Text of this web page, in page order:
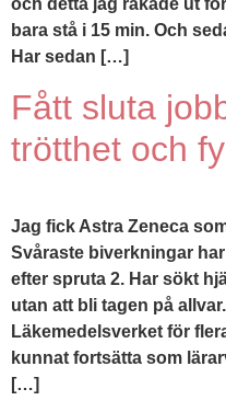
och detta jag råkade ut
bara stå i 15 min. Och
Har sedan […]
Fått sluta
trötthet och
Jag fick Astra Zeneca
Svåraste biverkningar
efter spruta 2. Har sökt
utan att bli tagen på
Läkemedelsverket för
kunnat fortsätta som
[…]